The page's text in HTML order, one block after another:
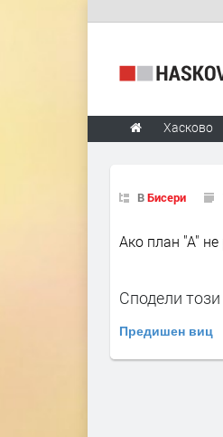
Хасково
ВБисери
Ако план "А"
Сподели
Предишен виц